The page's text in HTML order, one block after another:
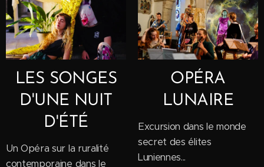
LES SONGES
D'UNE NUIT
D'ÉTÉ
Un Opéra sur la ruralité
contemporaine dans le
OPÉRA
LUNAIRE
Excursion dans le monde
secret des élites
Luniennes...